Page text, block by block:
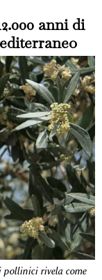
anni di
pollinici rivela come